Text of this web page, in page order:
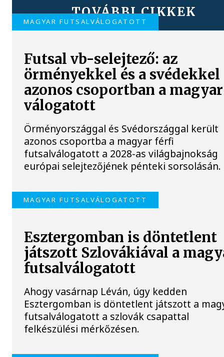
TOVÁBBI CIKKEK
MAGYAR FUTSALVÁLOGATOTT
Futsal vb-selejtező: az
örményekkel és a svédekkel
azonos csoportban a magyar
válogatott
Örményországgal és Svédországgal került
azonos csoportba a magyar férfi
futsalválogatott a 2028-as világbajnokság
európai selejtezőjének pénteki sorsolásán.
MAGYAR FUTSALVÁLOGATOTT
Esztergomban is döntetlent
játszott Szlovákiával a
futsalválogatott
Ahogy vasárnap Léván, úgy kedden
Esztergomban is döntetlent játszott a
futsalválogatott a szlovák csapattal
felkészülési mérkőzésen.